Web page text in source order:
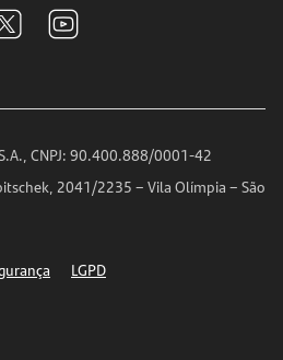
CNPJ: 90.400.888/0001-42
2041/2235 – Vila Olímpia – São
LGPD